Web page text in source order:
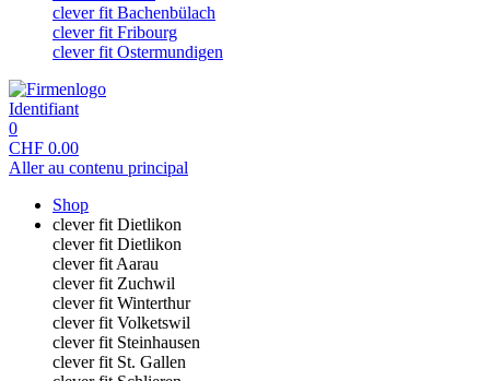
clever fit Bachenbülach
clever fit Fribourg
clever fit Ostermundigen
Identifiant
0
CHF 0.00
Aller au contenu principal
Shop
clever fit Dietlikon
clever fit Dietlikon
clever fit Aarau
clever fit Zuchwil
clever fit Winterthur
clever fit Volketswil
clever fit Steinhausen
clever fit St. Gallen